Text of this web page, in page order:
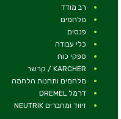
רב מודד
מלחמים
פנסים
כלי עבודה
ספקי כוח
KARCHER / קרשר
מלחמים ותחנות הלחמה
דרמל DREMEL
זיווד ומחברים NEUTRIK